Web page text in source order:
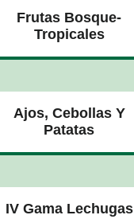
Frutas Bosque-
Tropicales
Ajos, Cebollas Y
Patatas
IV Gama Lechugas